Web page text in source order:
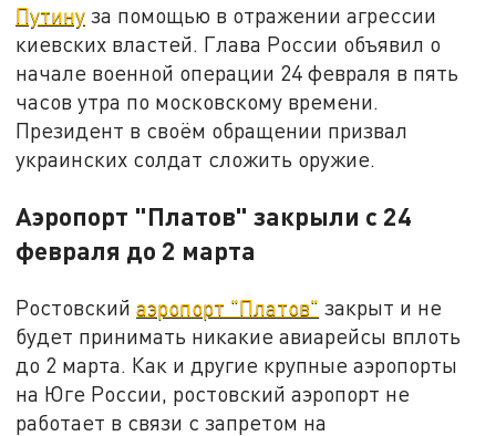
Путину за помощью в отражении агрессии
киевских властей. Глава России объявил о
начале военной операции 24 февраля в пять
часов утра по московскому времени.
Президент в своём обращении призвал
украинских солдат сложить оружие.
Аэропорт "Платов" закрыли с 24
февраля до 2 марта
Ростовскийаэропорт "Платов" закрыт и не
будет принимать никакие авиарейсы вплоть
до 2 марта. Как и другие крупные аэропорты
на Юге России, ростовский аэропорт не
работает в связи с запретом на